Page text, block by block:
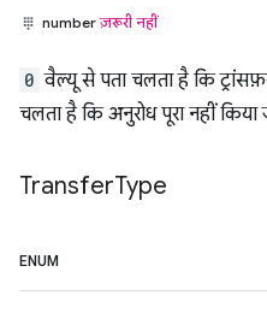
numberज़रूरी नहीं
0 वैल्यू से पता चलता है कि
चलता है कि अनुरोध पूरा नहीं किया
TransferType
ENUM